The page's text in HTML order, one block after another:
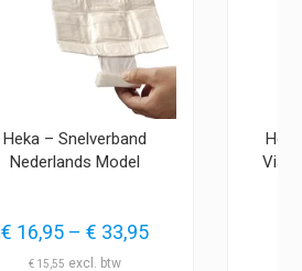
Heka – Snelverband
Nederlands Model
€ 16,95 – € 33,95Prijsklasse:
€15,55